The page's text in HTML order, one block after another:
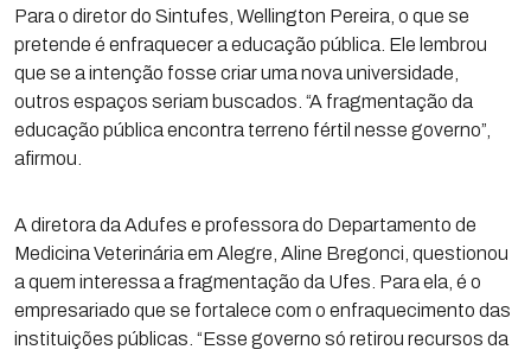
Para o diretor do Sintufes, Wellington Pereira, o que se
pretende é enfraquecer a educação pública. Ele lembrou
que se a intenção fosse criar uma nova universidade,
outros espaços seriam buscados. “A fragmentação da
educação pública encontra terreno fértil nesse governo”,
afirmou.
A diretora da Adufes e professora do Departamento de
Medicina Veterinária em Alegre, Aline Bregonci, questionou
a quem interessa a fragmentação da Ufes. Para ela, é o
empresariado que se fortalece com o enfraquecimento das
instituições públicas. “Esse governo só retirou recursos da